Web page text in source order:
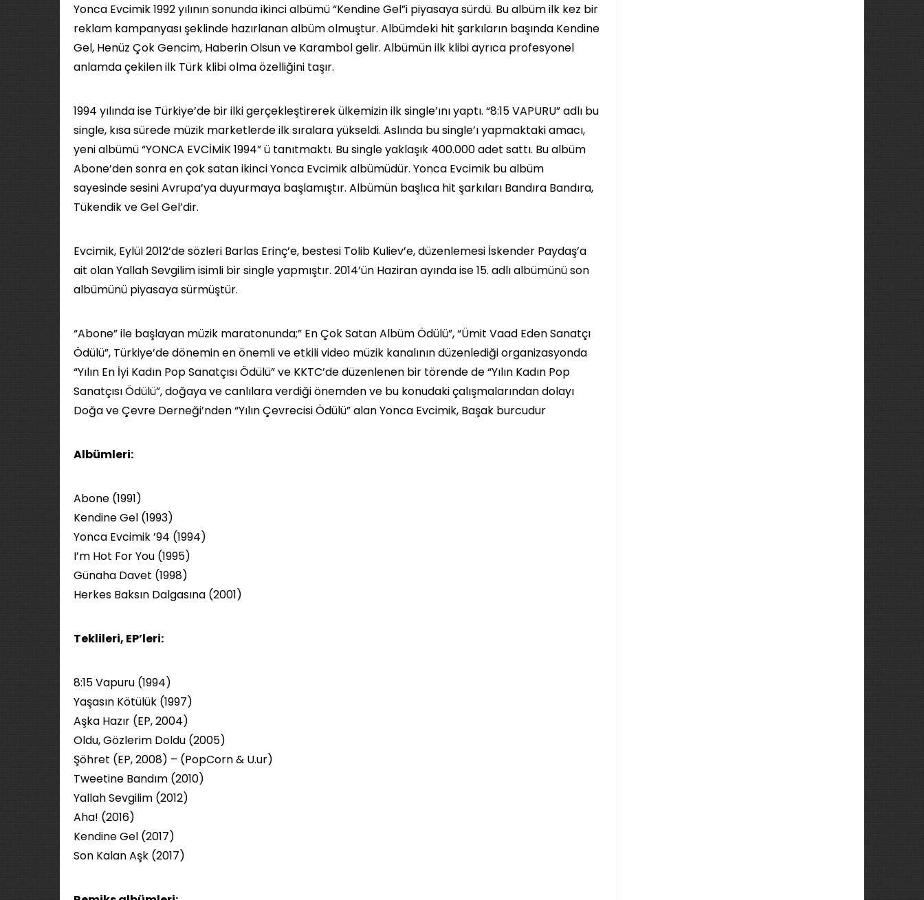
Yonca Evcimik 1992 yılının sonunda ikinci albümü “Kendine Gel”i piyasaya sürdü. Bu albüm ilk kez bir
reklam kampanyası şeklinde hazırlanan albüm olmuştur. Albümdeki hit şarkıların başında Kendine
Gel, Henüz Çok Gencim, Haberin Olsun ve Karambol gelir. Albümün ilk klibi ayrıca profesyonel
anlamda çekilen ilk Türk klibi olma özelliğini taşır.
1994 yılında ise Türkiye’de bir ilki gerçekleştirerek ülkemizin ilk single’ını yaptı. “8:15 VAPURU” adlı bu
single, kısa sürede müzik marketlerde ilk sıralara yükseldi. Aslında bu single’ı yapmaktaki amacı,
yeni albümü “YONCA EVCİMİK 1994” ü tanıtmaktı. Bu single yaklaşık 400.000 adet sattı. Bu albüm
Abone’den sonra en çok satan ikinci Yonca Evcimik albümüdür. Yonca Evcimik bu albüm
sayesinde sesini Avrupa’ya duyurmaya başlamıştır. Albümün başlıca hit şarkıları Bandıra Bandıra,
Tükendik ve Gel Gel’dir.
Evcimik, Eylül 2012’de sözleri Barlas Erinç’e, bestesi Tolib Kuliev’e, düzenlemesi İskender Paydaş’a
ait olan Yallah Sevgilim isimli bir single yapmıştır. 2014’ün Haziran ayında ise 15. adlı albümünü son
albümünü piyasaya sürmüştür.
“Abone” ile başlayan müzik maratonunda;” En Çok Satan Albüm Ödülü”, “Ümit Vaad Eden Sanatçı
Ödülü”, Türkiye’de dönemin en önemli ve etkili video müzik kanalının düzenlediği organizasyonda
“Yılın En İyi Kadın Pop Sanatçısı Ödülü” ve KKTC’de düzenlenen bir törende de “Yılın Kadın Pop
Sanatçısı Ödülü”, doğaya ve canlılara verdiği önemden ve bu konudaki çalışmalarından dolayı
Doğa ve Çevre Derneği’nden “Yılın Çevrecisi Ödülü” alan Yonca Evcimik, Başak burcudur
Albümleri:
Abone (1991)
Kendine Gel (1993)
Yonca Evcimik ’94 (1994)
I’m Hot For You (1995)
Günaha Davet (1998)
Herkes Baksın Dalgasına (2001)
Teklileri, EP’leri:
8:15 Vapuru (1994)
Yaşasın Kötülük (1997)
Aşka Hazır (EP, 2004)
Oldu, Gözlerim Doldu (2005)
Şöhret (EP, 2008) – (PopCorn & U.ur)
Tweetine Bandım (2010)
Yallah Sevgilim (2012)
Aha! (2016)
Kendine Gel (2017)
Son Kalan Aşk (2017)